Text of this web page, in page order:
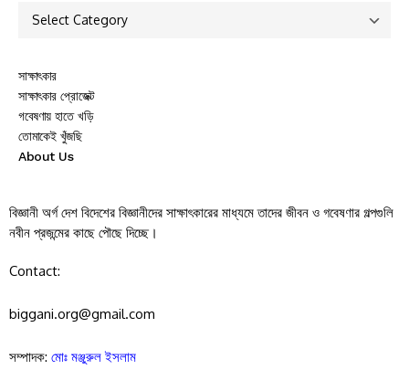
সাক্ষাৎকার
সাক্ষাৎকার প্রোজেক্ট
গবেষণায় হাতে খড়ি
তোমাকেই খুঁজছি
About Us
বিজ্ঞানী অর্গ দেশ বিদেশের বিজ্ঞানীদের সাক্ষাৎকারের মাধ্যমে তাদের জীবন ও গবেষণার গল্পগুলি
নবীন প্রজন্মের কাছে পৌছে দিচ্ছে।
Contact:
biggani.org@gmail.com
সম্পাদক: মোঃ মঞ্জুরুল ইসলাম